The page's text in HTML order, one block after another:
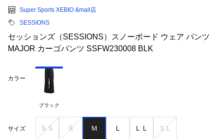
Super Sports XEBIO &mall店
SESSIONS
セッションズ（SESSIONS）スノーボード ウェア パンツ
MAJOR カーゴパンツ SSFW230008 BLK
カラー
ブラック
サイズ ＳＳ Ｓ Ｍ Ｌ ＬＬ ３Ｌ